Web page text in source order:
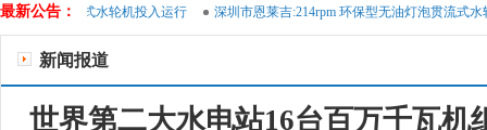
最新公告：
油灯泡贯流式水轮机投入运行 深圳市恩莱吉:214rpm 环保型无油灯泡贯流式水
新闻报道
世界第二大水电站16台百万千瓦机